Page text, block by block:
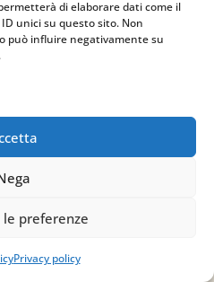
di elaborare dati come il
unici su questo sito. Non
può influire negativamente su
le preferenze
Privacy policy